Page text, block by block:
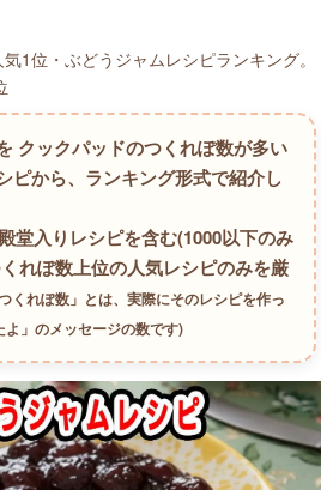
1位・ぶどうジャムレシピランキング。
クックパッドのつくれぽ数が多い
ピから、ランキング形式で紹介し
堂入りレシピを含む(1000以下のみ
れぽ数上位の人気レシピのみを厳
くれぽ数」とは、実際にそのレシピを作っ
」のメッセージの数です)